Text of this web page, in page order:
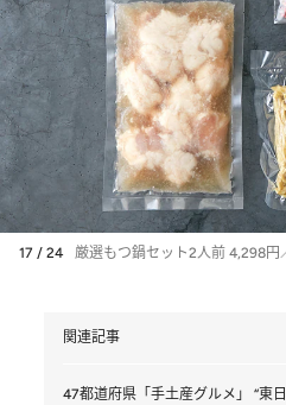
17 / 24 厳選もつ鍋セット2人前 4,298円
関連記事
47都道府県「手土産グルメ」 “東